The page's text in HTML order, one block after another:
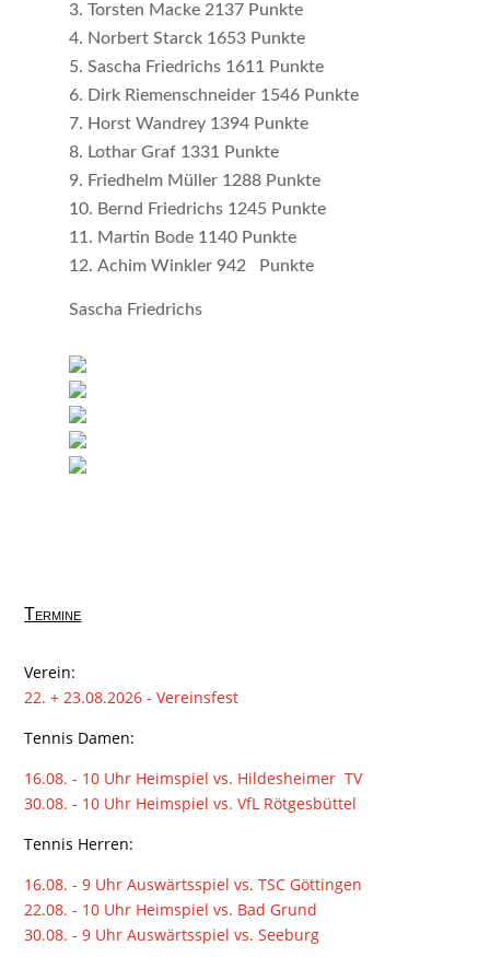
Torsten Macke 2137 Punkte
Norbert Starck 1653 Punkte
Sascha Friedrichs 1611 Punkte
Dirk Riemenschneider 1546 Punkte
Horst Wandrey 1394 Punkte
Lothar Graf 1331 Punkte
Friedhelm Müller 1288 Punkte
Bernd Friedrichs 1245 Punkte
Martin Bode 1140 Punkte
Achim Winkler 942 Punkte
Sascha Friedrichs
Termine
Verein:
22. + 23.08.2026 - Vereinsfest
Tennis Damen:
16.08. - 10 Uhr Heimspiel vs. Hildesheimer TV
30.08. - 10 Uhr Heimspiel vs. VfL Rötgesbüttel
Tennis Herren:
16.08. - 9 Uhr Auswärtsspiel vs. TSC Göttingen
22.08. - 10 Uhr Heimspiel vs. Bad Grund
30.08. - 9 Uhr Auswärtsspiel vs. Seeburg